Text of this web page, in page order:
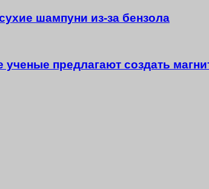
шампуни из-за бензола
ученые предлагают создать